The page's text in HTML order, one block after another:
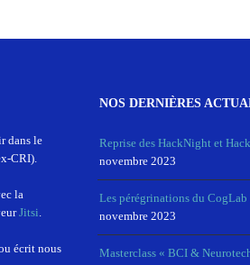
dans le
CRI).
la
Jitsi.
écrit nous
NOS DERNIÈRES
Reprise des HackNight et
novembre 2023
Les pérégrinations du
novembre 2023
Masterclass « BCI &